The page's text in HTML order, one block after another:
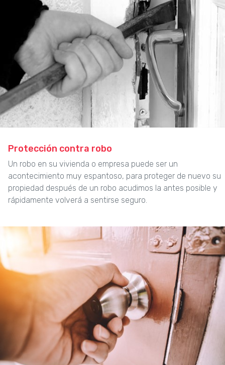
Protección contra robo
Un robo en su vivienda o empresa puede ser un
acontecimiento muy espantoso, para proteger de nuevo su
propiedad después de un robo acudimos la antes posible y
rápidamente volverá a sentirse seguro.